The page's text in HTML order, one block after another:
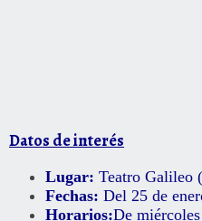
Datos de interés
Lugar: Teatro Galileo
Fechas: Del 25 de
Horarios:De